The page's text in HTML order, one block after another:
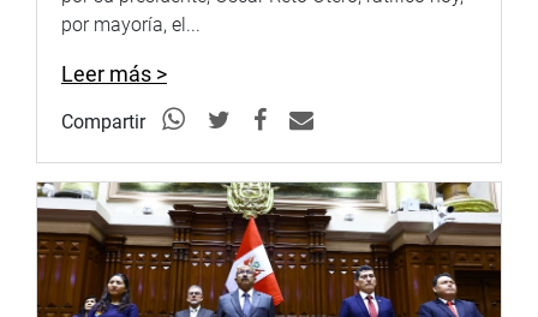
Ambiental, Aldeas Infantiles; CEDRO, el Centro de
asociación benéfica PRISMA y el Grupo de Análisis para
encarga del monitoreo y seguimiento al uso de los
recursos recibidos.
ARCHIVAN TRATADOS
En la segunda sesión ordinaria fue aprobado el
por mayoría, el...
Leer más >
Compartir